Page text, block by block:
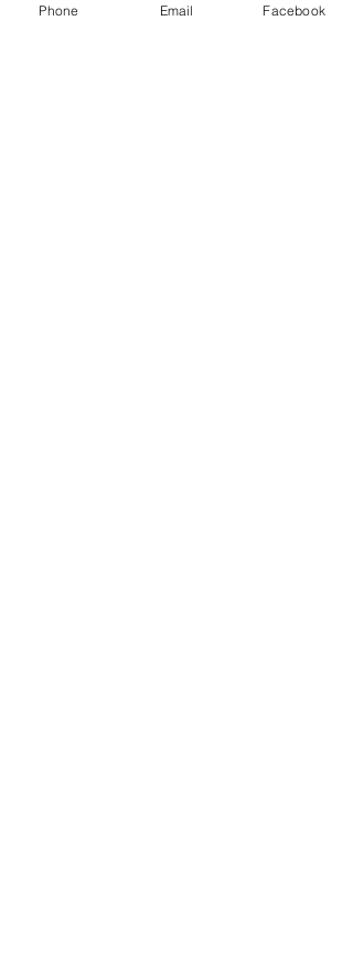
Phone Email Facebook